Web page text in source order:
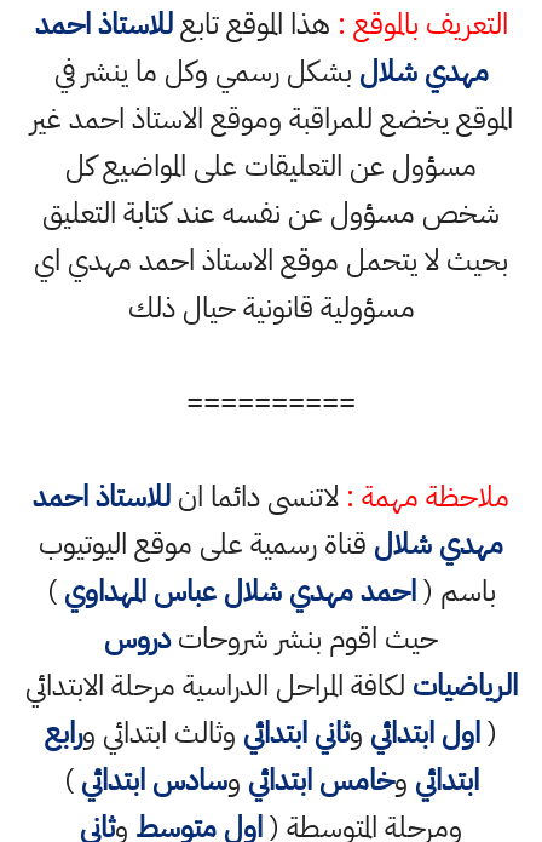
التعريف بالموقع : هذا الموقع تابعللاستاذ احمد
مهدي شلال بشكل رسمي وكل ما ينشر في
الموقع يخضع للمراقبة وموقع الاستاذ احمد غير
مسؤول عن التعليقات على المواضيع كل
شخص مسؤول عن نفسه عند كتابة التعليق
بحيث لا يتحمل موقع الاستاذ احمد مهدي اي
مسؤولية قانونية حيال ذلك
==========
ملاحظة مهمة : لاتنسى دائما انللاستاذ احمد
مهدي شلال قناة رسمية على موقع اليوتيوب
باسم (احمد مهدي شلال عباس المهداوي)
حيث اقوم بنشر شروحاتدروس
الرياضيات لكافة المراحل الدراسية مرحلة الابتدائي
(اول ابتدائي وثاني ابتدائي وثالث ابتدائي ورابع
ابتدائي وخامس ابتدائي وسادس ابتدائي)
ومرحلة المتوسطة (اول متوسط وثاني